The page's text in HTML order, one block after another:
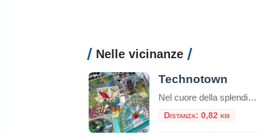
Nelle vicinanze
Technotown
Nel cuore della splendida Villa Torlonia a Roma, si cela un luogo dinamico e interattivo dove la curiosità prende il volo e la scienza si trasforma in un’esperienza di gioco indimenticabile: Technotown. Concepito come un hub della scienza creativa, questo spazio è una risorsa preziosa per ragazzi e ragazze, ma anche per famiglie, che desiderano […]
Distanza: 0,82 km